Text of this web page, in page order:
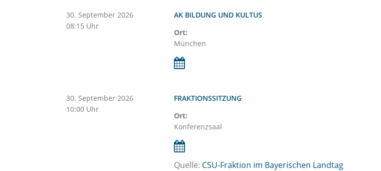
30. September 2026
08:15 Uhr
AK BILDUNG UND KULTUS
Ort:
München
30. September 2026
10:00 Uhr
FRAKTIONSSITZUNG
Ort:
Konferenzsaal
Quelle: CSU-Fraktion im Bayerischen Landtag